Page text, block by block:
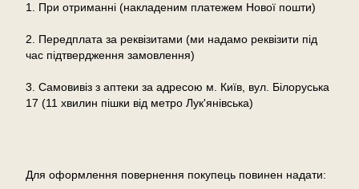
1. При отриманні (накладеним платежем Нової пошти)
2. Передплата за реквізитами (ми надамо реквізити під
час підтвердження замовлення)
3. Самовивіз з аптеки за адресою м. Київ, вул. Білоруська
17 (11 хвилин пішки від метро Лук'янівська)
Для оформлення повернення покупець повинен надати: